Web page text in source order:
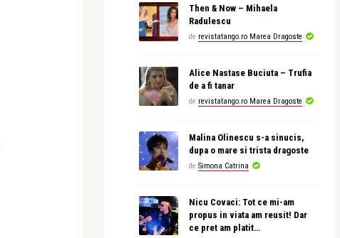
Then & Now – Mihaela
Radulescu
de revistatango.ro Marea Dragoste
Alice Nastase Buciuta – Trufia
de a fi tanar
de revistatango.ro Marea Dragoste
Malina Olinescu s-a sinucis,
dupa o mare si trista dragoste
de Simona Catrina
Nicu Covaci: Tot ce mi-am
propus in viata am reusit! Dar
ce pret am platit…